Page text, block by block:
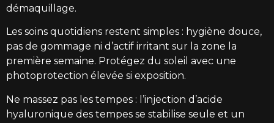
démaquillage.
Les soins quotidiens restent simples : hygiène douce,
pas de gommage ni d’actif irritant sur la zone la
première semaine. Protégez du soleil avec une
photoprotection élevée si exposition.
Ne massez pas les tempes : l’injection d’acide
hyaluronique des tempes se stabilise seule et un